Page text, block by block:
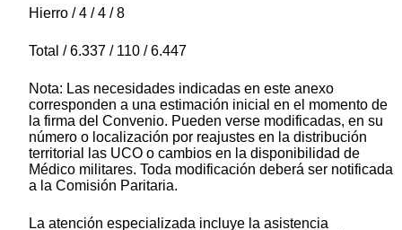
Hierro / 4 / 4 / 8
Total / 6.337 / 110 / 6.447
Nota: Las necesidades indicadas en este anexo
corresponden a una estimación inicial en el momento de
la firma del Convenio. Pueden verse modificadas, en su
número o localización por reajustes en la distribución
territorial las UCO o cambios en la disponibilidad de
Médico militares. Toda modificación deberá ser notificada
a la Comisión Paritaria.
La atención especializada incluye la asistencia